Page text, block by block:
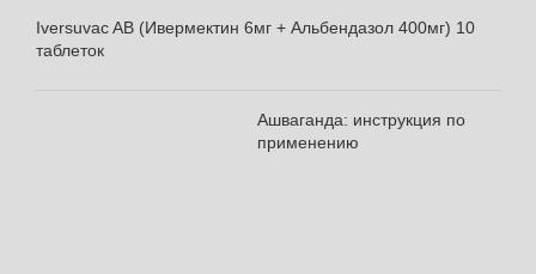
Iversuvac AB (Ивермектин 6мг + Альбендазол 400мг) 10
таблеток
Ашваганда: инструкция по
применению